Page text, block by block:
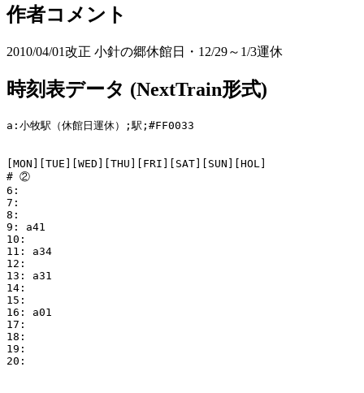
作者コメント
2010/04/01改正 小針の郷休館日・12/29～1/3運休
時刻表データ (NextTrain形式)
a:小牧駅（休館日運休）;駅;#FF0033
[MON][TUE][WED][THU][FRI][SAT][SUN][HOL]
# ②
6:
7:
8:
9: a41
10:
11: a34
12:
13: a31
14:
15:
16: a01
17:
18:
19:
20: